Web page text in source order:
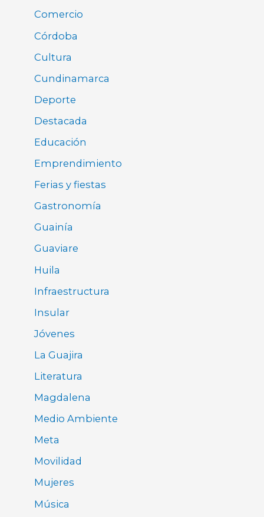
Comercio
Córdoba
Cultura
Cundinamarca
Deporte
Destacada
Educación
Emprendimiento
Ferias y fiestas
Gastronomía
Guainía
Guaviare
Huila
Infraestructura
Insular
Jóvenes
La Guajira
Literatura
Magdalena
Medio Ambiente
Meta
Movilidad
Mujeres
Música